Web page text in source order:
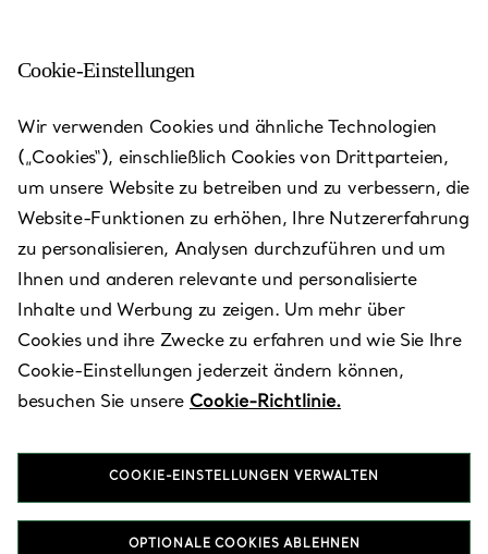
Nice - Avenue de Verdun
Heute bis 19:00 geöffnet
VEREINBAREN SIE EINEN TERMIN
Verfügbare Leistungen
04 89 14 25 25
Cookie-Einstellungen
Wir verwenden Cookies und ähnliche Technologien
(„Cookies“), einschließlich Cookies von Drittparteien,
um unsere Website zu betreiben und zu verbessern, die
Website-Funktionen zu erhöhen, Ihre Nutzererfahrung
zu personalisieren, Analysen durchzuführen und um
Ihnen und anderen relevante und personalisierte
Inhalte und Werbung zu zeigen. Um mehr über
Cookies und ihre Zwecke zu erfahren und wie Sie Ihre
Cookie-Einstellungen jederzeit ändern können,
besuchen Sie unsere Cookie-Richtlinie.
COOKIE-EINSTELLUNGEN VERWALTEN
OPTIONALE COOKIES ABLEHNEN